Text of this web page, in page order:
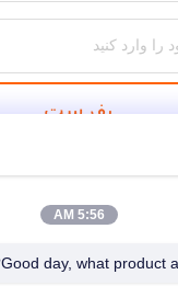
بفرست
5:56 AM
Good day, what product